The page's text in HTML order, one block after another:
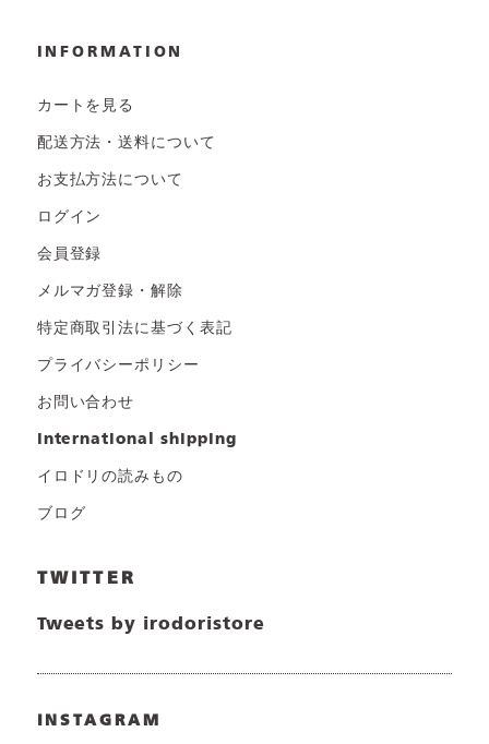
INFORMATION
カートを見る
配送方法・送料について
お支払方法について
ログイン
会員登録
メルマガ登録・解除
特定商取引法に基づく表記
プライバシーポリシー
お問い合わせ
international shipping
イロドリの読みもの
ブログ
TWITTER
Tweets by irodoristore
INSTAGRAM